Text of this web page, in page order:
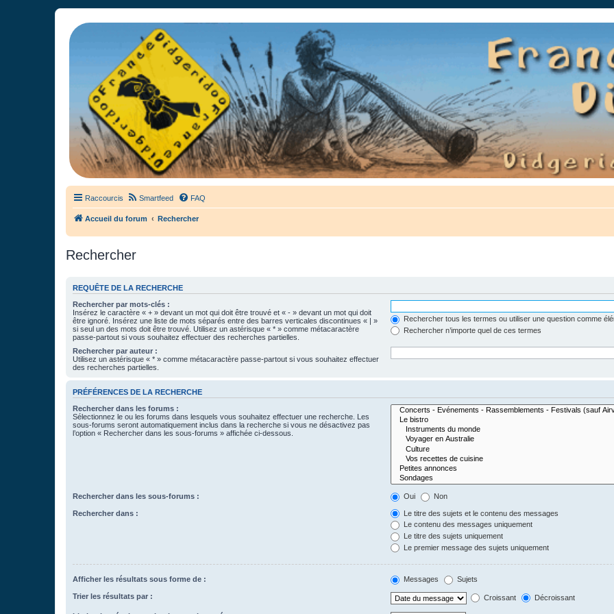
France Didgeridoo
Didgeridoo et Guimbarde sur France Didgeridoo - retrouvez la communauté.
Raccourcis Smartfeed FAQ
Accueil du forum Rechercher
Rechercher
REQUÊTE DE LA RECHERCHE
Rechercher par mots-clés :
Insérez le caractère « + » devant un mot qui doit être trouvé et « - » devant un mot qui doit
être ignoré. Insérez une liste de mots séparés entre des barres verticales discontinues « | »
si seul un des mots doit être trouvé. Utilisez un astérisque « * » comme métacaractère
passe-partout si vous souhaitez effectuer des recherches partielles.
Rechercher tous les termes ou utiliser une question comme
Rechercher n’importe quel de ces termes
Rechercher par auteur :
Utilisez un astérisque « * » comme métacaractère passe-partout si vous souhaitez effectuer
des recherches partielles.
PRÉFÉRENCES DE LA RECHERCHE
Rechercher dans les forums :
Sélectionnez le ou les forums dans lesquels vous souhaitez effectuer une recherche. Les
sous-forums seront automatiquement inclus dans la recherche si vous ne désactivez pas
l’option « Rechercher dans les sous-forums » affichée ci-dessous.
Rechercher dans les sous-forums : Oui Non
Rechercher dans :
Le titre des sujets et le contenu des messages
Le contenu des messages uniquement
Le titre des sujets uniquement
Le premier message des sujets uniquement
Afficher les résultats sous forme de : Messages Sujets
Trier les résultats par : Croissant Décroissant